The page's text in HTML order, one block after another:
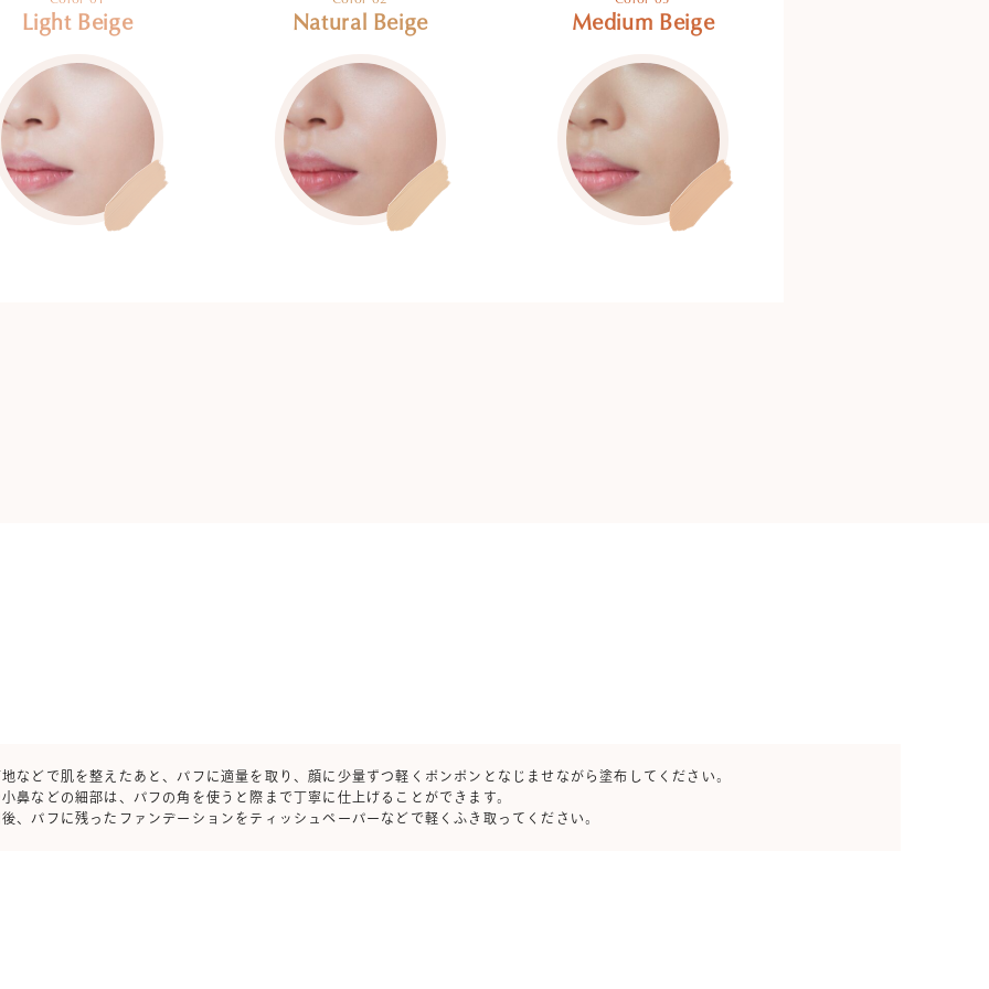
Light Beige Natural Beige Medium Beige
などで肌を整えたあと、パフに適量を取り、顔に少量ずつ軽くポンポンとなじませながら塗布してください。
小鼻などの細部は、パフの角を使うと際まで丁寧に仕上げることができます。
後、パフに残ったファンデーションをティッシュペーパーなどで軽くふき取ってください。